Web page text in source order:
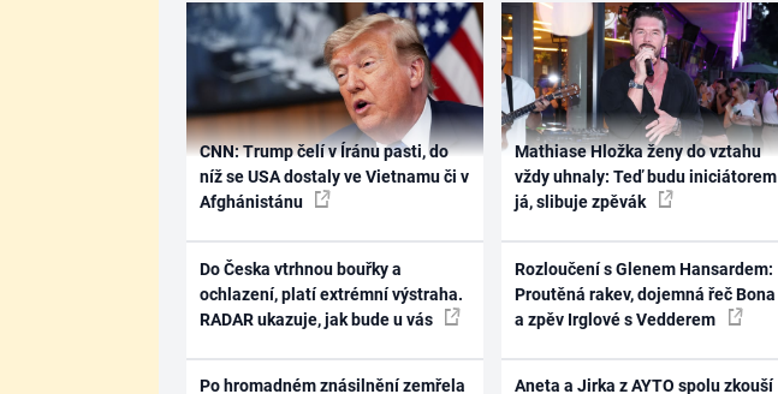
CNN: Trump čelí v Íránu pasti, do
níž se USA dostaly ve Vietnamu či v
Afghánistánu
Do Česka vtrhnou bouřky a
ochlazení, platí extrémní výstraha.
RADAR ukazuje, jak bude u vás
Po hromadném znásilnění zemřela
Mathiase Hložka ženy do vztahu
vždy uhnaly: Teď budu iniciátorem
já, slibuje zpěvák
Rozloučení s Glenem Hansardem:
Proutěná rakev, dojemná řeč Bona
a zpěv Irglové s Vedderem
Aneta a Jirka z AYTO spolu zkouší